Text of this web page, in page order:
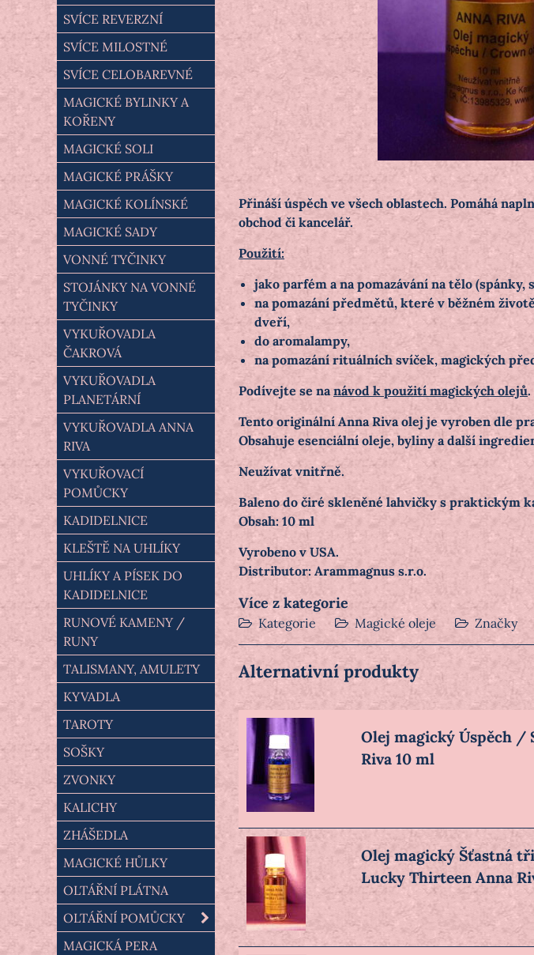
Přináší úspěch ve všech oblastech. Pomáhá
obchod či kancelář.
Použití:
jako parfém a na pomazávání na tělo (spánky,
na pomazání předmětů, které v běžném
dveří,
do aromalampy,
na pomazání rituálních svíček, magických
Podívejte se nanávod k použití magických olejů.
Tento originální Anna Riva olej je vyroben dle
Obsahuje esenciální oleje, byliny a další
Neužívat vnitřně.
Baleno do čiré skleněné lahvičky s praktickým
Obsah: 10 ml
Vyrobeno v USA.
Distributor: Arammagnus s.r.o.
Více z kategorie
Kategorie Magické oleje Značky
Alternativní produkty
Olej magický Úspěch /
Riva 10 ml
Olej magický Šťastná
Lucky Thirteen Anna
SVÍCE REVERZNÍ
SVÍCE MILOSTNÉ
SVÍCE CELOBAREVNÉ
MAGICKÉ BYLINKY A
KOŘENY
MAGICKÉ SOLI
MAGICKÉ PRÁŠKY
MAGICKÉ KOLÍNSKÉ
MAGICKÉ SADY
VONNÉ TYČINKY
STOJÁNKY NA VONNÉ
TYČINKY
VYKUŘOVADLA
ČAKROVÁ
VYKUŘOVADLA
PLANETÁRNÍ
VYKUŘOVADLA ANNA
RIVA
VYKUŘOVACÍ
POMŮCKY
KADIDELNICE
KLEŠTĚ NA UHLÍKY
UHLÍKY A PÍSEK DO
KADIDELNICE
RUNOVÉ KAMENY /
RUNY
TALISMANY, AMULETY
KYVADLA
TAROTY
SOŠKY
ZVONKY
KALICHY
ZHÁŠEDLA
MAGICKÉ HŮLKY
OLTÁŘNÍ PLÁTNA
OLTÁŘNÍ POMŮCKY
MAGICKÁ PERA